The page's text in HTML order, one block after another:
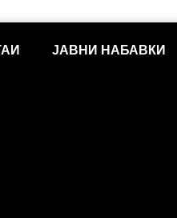
ЈАВНИ НАБАВКИ